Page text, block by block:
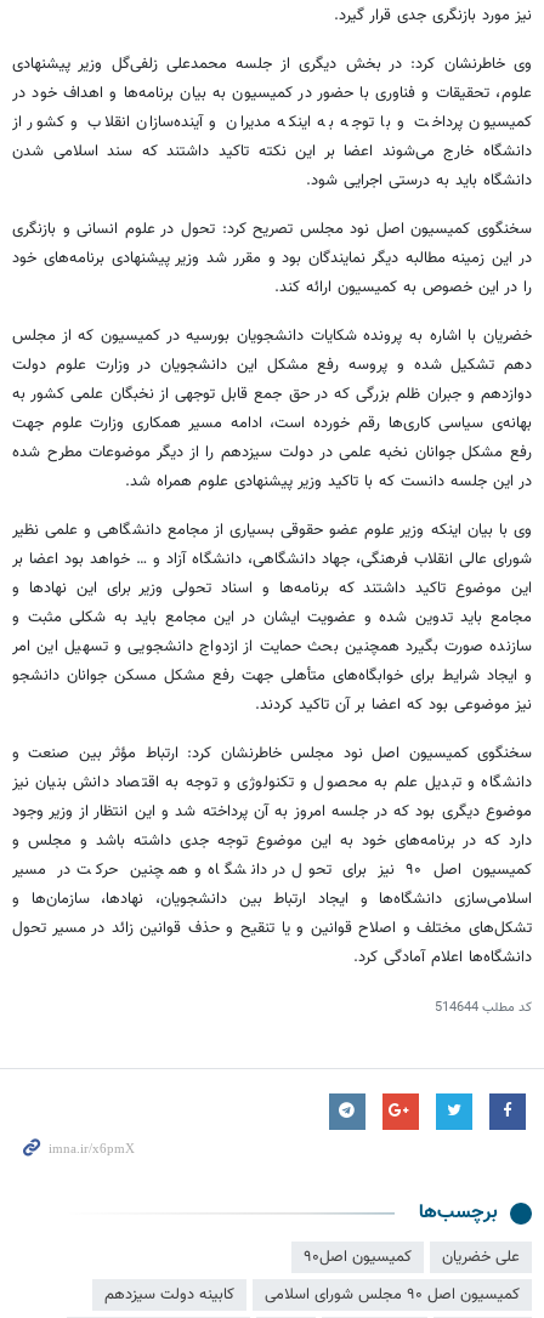
نیز مورد بازنگری جدی قرار گیرد.
وی خاطرنشان کرد: در بخش دیگری از جلسه محمدعلی زلفی‌گل وزیر پیشنهادی
علوم، تحقیقات و فناوری با حضور در کمیسیون به بیان برنامه‌ها و اهداف خود در
کمیسیون پرداخت و با توجه به اینکه مدیران و آینده‌سازان انقلاب و کشور از
دانشگاه خارج می‌شوند اعضا بر این نکته تاکید داشتند که سند اسلامی شدن
دانشگاه باید به درستی اجرایی شود.
سخنگوی کمیسیون اصل نود مجلس تصریح کرد: تحول در علوم انسانی و بازنگری
در این زمینه مطالبه دیگر نمایندگان بود و مقرر شد وزیر پیشنهادی برنامه‌های خود
را در این خصوص به کمیسیون ارائه کند.
خضریان با اشاره به پرونده شکایات دانشجویان بورسیه در کمیسیون که از مجلس
دهم تشکیل شده و پروسه رفع مشکل این دانشجویان در وزارت علوم دولت
دوازدهم و جبران ظلم بزرگی که در حق جمع قابل توجهی از نخبگان علمی کشور به
بهانه‌ی سیاسی کاری‌ها رقم خورده است، ادامه مسیر همکاری وزارت علوم جهت
رفع مشکل جوانان نخبه علمی در دولت سیزدهم را از دیگر موضوعات مطرح شده
در این جلسه دانست که با تاکید وزیر پیشنهادی علوم همراه شد.
وی با بیان اینکه وزیر علوم عضو حقوقی بسیاری از مجامع دانشگاهی و علمی نظیر
شورای عالی انقلاب فرهنگی، جهاد دانشگاهی، دانشگاه آزاد و … خواهد بود اعضا بر
این موضوع تاکید داشتند که برنامه‌ها و اسناد تحولی وزیر برای این نهادها و
مجامع باید تدوین شده و عضویت ایشان در این مجامع باید به شکلی مثبت و
سازنده صورت بگیرد همچنین بحث حمایت از ازدواج دانشجویی و تسهیل این امر
و ایجاد شرایط برای خوابگاه‌های متأهلی جهت رفع مشکل مسکن جوانان دانشجو
نیز موضوعی بود که اعضا بر آن تاکید کردند.
سخنگوی کمیسیون اصل نود مجلس خاطرنشان کرد: ارتباط مؤثر بین صنعت و
دانشگاه و تبدیل علم به محصول و تکنولوژی و توجه به اقتصاد دانش بنیان نیز
موضوع دیگری بود که در جلسه امروز به آن پرداخته شد و این انتظار از وزیر وجود
دارد که در برنامه‌های خود به این موضوع توجه جدی داشته باشد و مجلس و
کمیسیون اصل ۹۰ نیز برای تحول در دانشگاه و همچنین حرکت در مسیر
اسلامی‌سازی دانشگاه‌ها و ایجاد ارتباط بین دانشجویان، نهادها، سازمان‌ها و
تشکل‌های مختلف و اصلاح قوانین و یا تنقیح و حذف قوانین زائد در مسیر تحول
دانشگاه‌ها اعلام آمادگی کرد.
کد مطلب514644
برچسب‌ها
علی خضریان
کمیسیون اصل۹۰
کمیسیون اصل ۹۰ مجلس شورای اسلامی
کابینه دولت سیزدهم